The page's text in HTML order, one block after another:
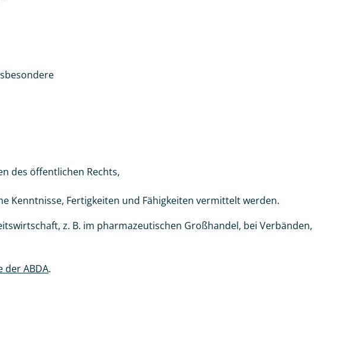
des öffentlichen Rechts,
Kenntnisse, Fertigkeiten und Fähigkeiten vermittelt werden.
z. B. im pharmazeutischen Großhandel, bei Verbänden,
der ABDA.